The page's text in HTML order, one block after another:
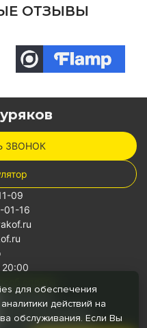
ОТЗЫВЫ
ЗВОНОК
09
01-16
картой
расчет
для обеспечения
действий на
обслуживания. Если Вы